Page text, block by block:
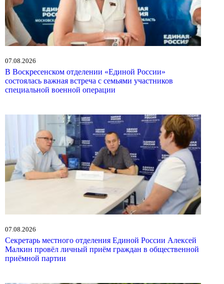
07.08.2026
В Воскресенском отделении «Единой России»
состоялась важная встреча с семьями участников
специальной военной операции
07.08.2026
Секретарь местного отделения Единой России Алексей
Малкин провёл личный приём граждан в общественной
приёмной партии